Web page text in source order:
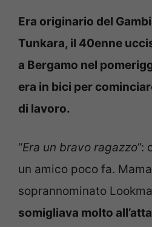
Era originario del
Tunkara, il 40enne
a Bergamo nel
era in bici per
di lavoro.
“Era un bravo ragazzo”:
un amico poco fa.
soprannominato
somigliava molto